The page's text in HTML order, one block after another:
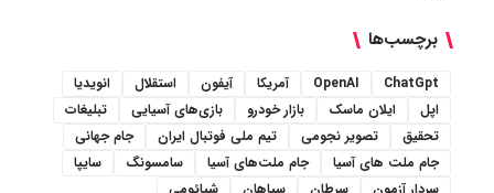
برچسب‌ها
ChatGpt
OpenAI آمریکا آیفون استقلال
انویدیا
اپل
ایلان ماسک بازار خودرو بازی‌های آسیایی
تبلیغات
تحقیق
تصویر نجومی تیم ملی فوتبال ایران
جام جهانی
جام ملت های آسیا
جام ملت‌های آسیا سامسونگ
سایپا